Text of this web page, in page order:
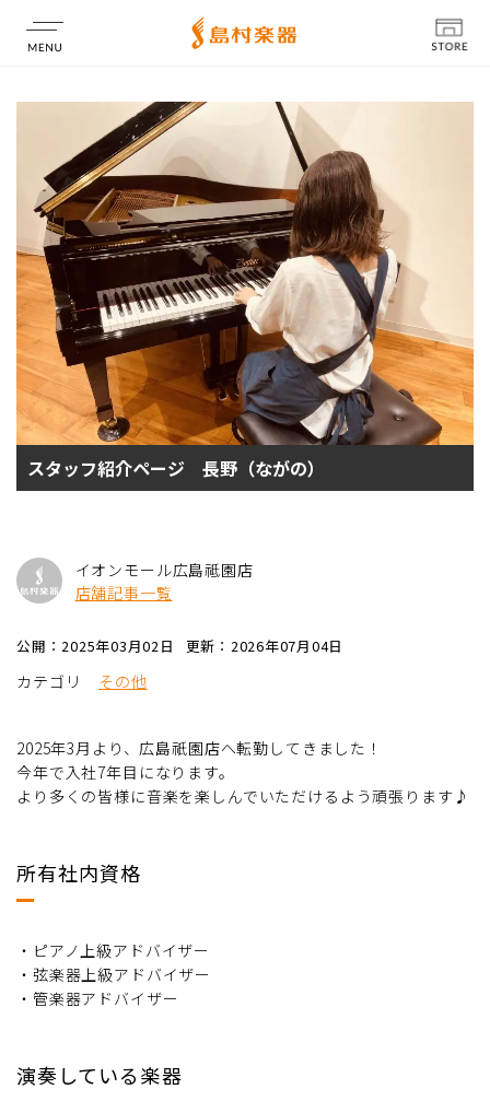
店舗情報
スタッフ紹介ページ 長野（ながの）
イオンモール広島祗園店
店舗記事一覧
公開：2025年03月02日 更新：2026年07月04日
カテゴリ その他
2025年3月より、広島祇園店へ転勤してきました！
今年で入社7年目になります。
より多くの皆様に音楽を楽しんでいただけるよう頑張ります♪
所有社内資格
・ピアノ上級アドバイザー
・弦楽器上級アドバイザー
・管楽器アドバイザー
演奏している楽器